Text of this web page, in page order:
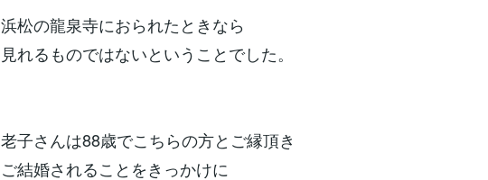
浜松の龍泉寺におられたときなら
見れるものではないということでした。
老子さんは88歳でこちらの方とご縁頂き
ご結婚されることをきっかけに